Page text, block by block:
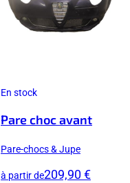
En stock
Pare choc avant
Pare-chocs & Jupe
à partir de209,90 €